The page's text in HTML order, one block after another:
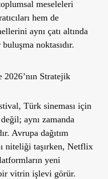
meseleleri
hem de
aynı çatı altında
noktasıdır.
Stratejik
Türk sineması için
aynı zamanda
Avrupa dağıtım
niteliği taşırken, Netflix
yeni
vitrin işlevi görür.